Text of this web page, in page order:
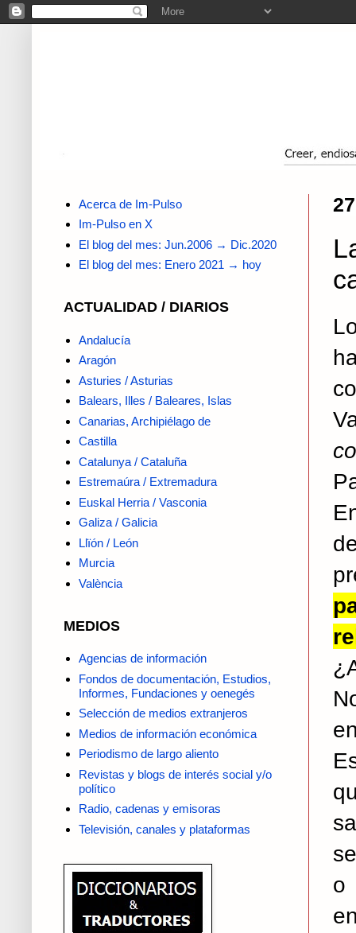
o
Acerca de Im-Pulso
Im-Pulso en X
El blog del mes: Jun.2006 → Dic.2020
El blog del mes: Enero 2021 → hoy
ACTUALIDAD / DIARIOS
Andalucía
Aragón
Asturies / Asturias
Balears, Illes / Baleares, Islas
Canarias, Archipiélago de
Castilla
Catalunya / Cataluña
Estremaúra / Extremadura
Euskal Herria / Vasconia
Galiza / Galicia
Llïón / León
Murcia
València
MEDIOS
Agencias de información
Fondos de documentación, Estudios,
Informes, Fundaciones y oenegés
Selección de medios extranjeros
Medios de información económica
Periodismo de largo aliento
Revistas y blogs de interés social y/o
político
Radio, cadenas y emisoras
Televisión, canales y plataformas